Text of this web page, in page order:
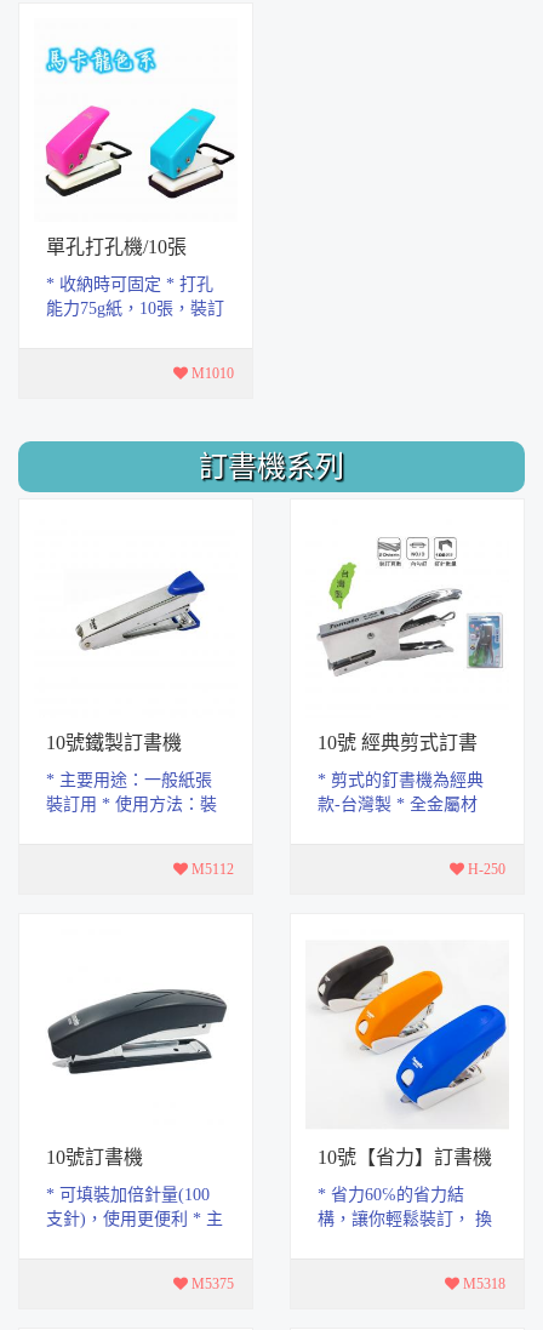
單孔打孔機/10張
* 收納時可固定 * 打孔
能力75g紙，10張，裝訂
穎，豐富了辦公...
M1010
訂書機系列
10號鐵製訂書機
* 主要用途：一般紙張
裝訂用 * 使用方法：裝
M5112
10號 經典剪式訂書
機-台灣製
* 剪式的釘書機為經典
款-台灣製 * 全金屬材
計，使用上不費力... H-250
10號訂書機
* 可填裝加倍針量(100
支針)，使用更便利 * 主
書針後即可以使...
M5375
10號【省力】訂書機
* 省力60℅的省力結
構，讓你輕鬆裝訂， 換
途：一般紙張裝訂用 ...
M5318